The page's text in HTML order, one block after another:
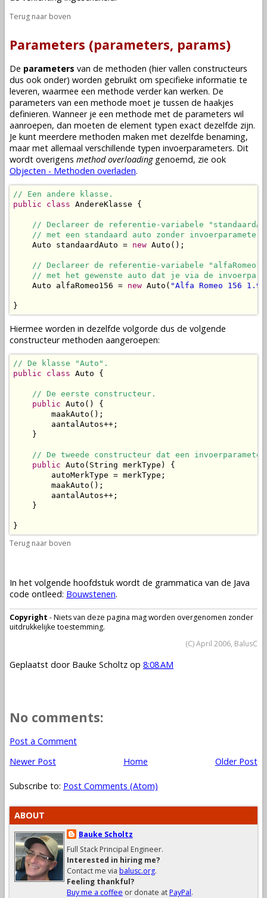
Terug naar boven
Parameters (parameters, params)
De parameters van de methoden (hier vallen constructeurs
dus ook onder) worden gebruikt om specifieke informatie te
leveren, waarmee een methode verder kan werken. De
parameters van een methode moet je tussen de haakjes
definieren. Wanneer je een methode met de parameters wil
aanroepen, dan moeten de element typen exact dezelfde zijn.
Je kunt meerdere methoden maken met dezelfde benaming,
maar met allemaal verschillende typen invoerparameters. Dit
wordt overigens method overloadinggenoemd, zie ook
Objecten - Methoden overladen.
// Een andere klasse.
public
class AndereKlasse {
// Declareer de referentie-variabele
// met een standaard auto zonder
    Auto standaardAuto =
new Auto();
// Declareer de referentie-variabele
// met het gewenste auto dat je via de
    Auto alfaRomeo156 =
new Auto( "Alfa Romeo 156 1.9
}
Hiermee worden in dezelfde volgorde dus de volgende
constructeur methoden aangeroepen:
// De klasse "Auto".
public
class Auto {
// De eerste constructeur.
public Auto() {
        maakAuto();
        aantalAutos++;
    }
// De tweede constructeur dat een
public Auto(String merkType) {
        autoMerkType = merkType;
        maakAuto();
        aantalAutos++;
    }
}
Terug naar boven
In het volgende hoofdstuk wordt de grammatica van de Java
code ontleed: Bouwstenen.
Copyright - Niets van deze pagina mag worden overgenomen zonder
uitdrukkelijke toestemming.
(C) April 2006, BalusC
Geplaatst door Bauke Scholtz op 8:08 AM
No comments:
Post a Comment
Newer Post
Older Post
Home
Subscribe to: Post Comments (Atom)
ABOUT
Bauke Scholtz
Full Stack Principal Engineer.
Interested in hiring me?
Contact me via balusc.org.
Feeling thankful?
Buy me a coffee or donate atPayPal.